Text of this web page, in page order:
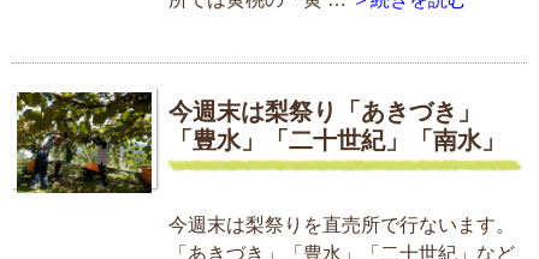
今週末は梨祭り「あきづき」
「豊水」「二十世紀」「南水」
今週末は梨祭りを直売所で行ないます。
「あきづき」「豊水」「二十世紀」など